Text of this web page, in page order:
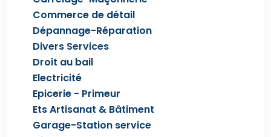
Commerce de détail
Dépannage-Réparation
Divers Services
Droit au bail
Electricité
Epicerie - Primeur
Ets Artisanat & Bâtiment
Garage-Station service